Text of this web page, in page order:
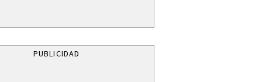
PUBLICIDAD